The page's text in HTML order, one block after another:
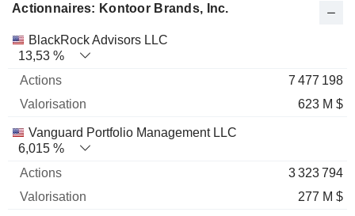
Actionnaires: Kontoor Brands, Inc.
Nom Actions % Valorisation
BlackRock Advisors LLC
13,53 %
7 477 198
623 M $
Vanguard Portfolio Management LLC
6,015 %
3 323 794
277 M $